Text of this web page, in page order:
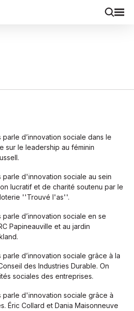
d’innovation sociale dans le
sur le leadership au féminin
parle d'innovation sociale au sein
lucratif et de charité soutenu par le
''Trouvé l'as''.
d’innovation sociale en se
Papineauville et au jardin
d’innovation sociale grâce à la
des Industries Durable. On
sociales des entreprises.
parle d'innovation sociale grâce à
Éric Collard et Dania Maisonneuve